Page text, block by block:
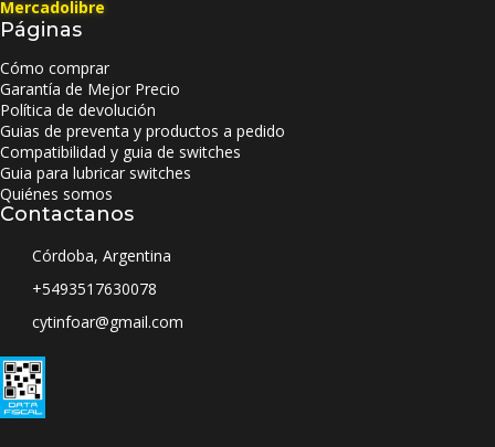
Mercadolibre
Páginas
Cómo comprar
Garantía de Mejor Precio
Política de devolución
Guias de preventa y productos a pedido
Compatibilidad y guia de switches
Guia para lubricar switches
Quiénes somos
Contactanos
Córdoba, Argentina
+5493517630078
cytinfoar@gmail.com